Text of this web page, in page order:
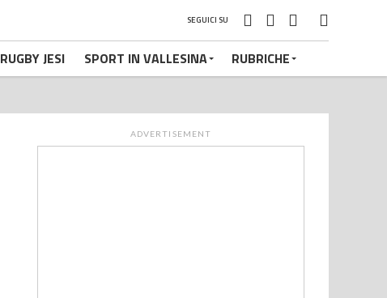
SEGUICI SU
RUGBY JESI SPORT IN VALLESINA RUBRICHE
ADVERTISEMENT